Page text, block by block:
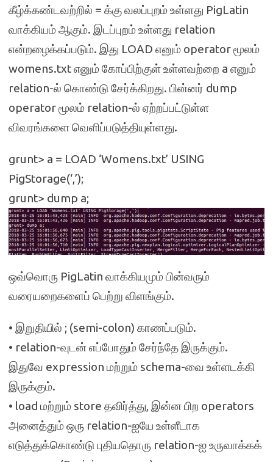
கீழ்க்கண்டவற்றில் = க்கு வலப்புறம் உள்ளது PigLatin
வாக்கியம் ஆகும். இடப்புறம் உள்ளது relation
என்றழைக்கப்படும். இது LOAD எனும் operator மூலம்
womens.txt எனும் கோப்பிற்குள் உள்ளவற்றை a எனும்
relation-ல் கொண்டு சேர்க்கிறது. பின்னர் dump
operator மூலம் relation-ல் ஏற்றப்பட்டுள்ள
விவரங்களை வெளிப்படுத்தியுள்ளது.
grunt> a = LOAD ‘Womens.txt’ USING
PigStorage(‘,’);
grunt> dump a;
ஒவ்வொரு PigLatin வாக்கியமும் பின்வரும்
வரையறைகளைப் பெற்று விளங்கும்.
• இறுதியில் ; (semi-colon) காணப்படும்.
• relation-வுடன் எப்போதும் சேர்ந்தே இருக்கும்.
இதுவே expression மற்றும் schema-வை உள்ளடக்கி
இருக்கும்.
• load மற்றும் store தவிர்த்து, இன்ன பிற operators
அனைத்தும் ஒரு relation-ஐயே உள்ளீடாக
எடுத்துக்கொண்டு புதியதொரு relation-ஐ உருவாக்கக்